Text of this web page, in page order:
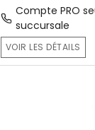
Compte PRO
succursale
VOIR LES DÉTAILS